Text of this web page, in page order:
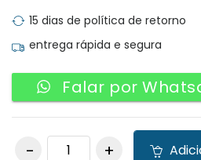
15 dias de política de retorno
entrega rápida e segura
Falar por
Mesa Zen Quadrada